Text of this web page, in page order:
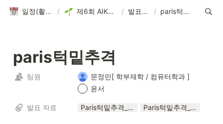
일정(활동 DB) / 제6회 AIKUTHON / 발표자료 / paris턱밑추격
paris턱밑추격
팀원
문정민[ 학부재학 / 컴퓨터학과 ] ‍
윤서
발표 자료 Paris턱밑추격_제6회_AIKUTHON.pptx Paris턱밑추격_제6회_AIKUTHON.pdf